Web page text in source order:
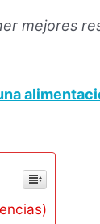
mejores